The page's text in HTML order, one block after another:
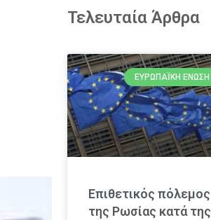
Τελευταία Άρθρα
ΕΥΡΩΠΑΪΚΉ ΈΝΩΣΗ
Επιθετικός πόλεμος
της Ρωσίας κατά της